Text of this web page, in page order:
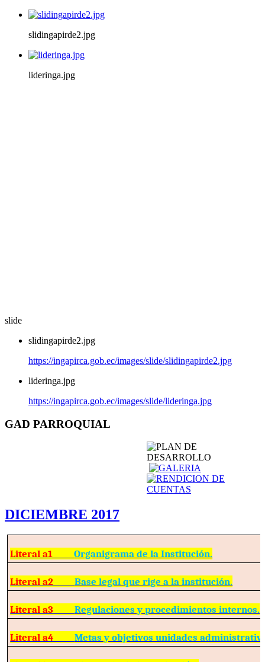
slidingapirde2.jpg
lideringa.jpg
slide
slidingapirde2.jpg
https://ingapirca.gob.ec/images/slide/slidingapirde2.jpg
lideringa.jpg
https://ingapirca.gob.ec/images/slide/lideringa.jpg
GAD PARROQUIAL
DICIEMBRE 2017
Literal a1Organigrama de la Institución.
Literal a2Base legal que rige a la institución.
Literal a3Regulaciones y procedimientos internos.
Literal a4Metas y objetivos unidades